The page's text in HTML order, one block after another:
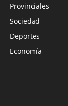
Provinciales
Sociedad
Deportes
Economía